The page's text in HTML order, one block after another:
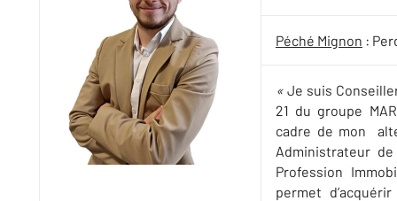
Péché Mignon :
« Je suis
21 du groupe
cadre de mon
Administrateur
Profession
permet